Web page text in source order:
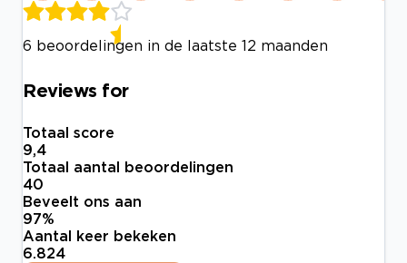
6 beoordelingen in de laatste 12 maanden
Reviews for
Totaal score
9,4
Totaal aantal beoordelingen
40
Beveelt ons aan
97%
Aantal keer bekeken
6.824